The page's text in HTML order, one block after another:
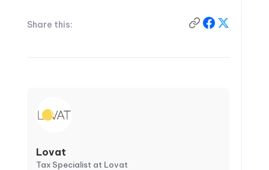
Share this:
Lovat
Tax Specialist at Lovat